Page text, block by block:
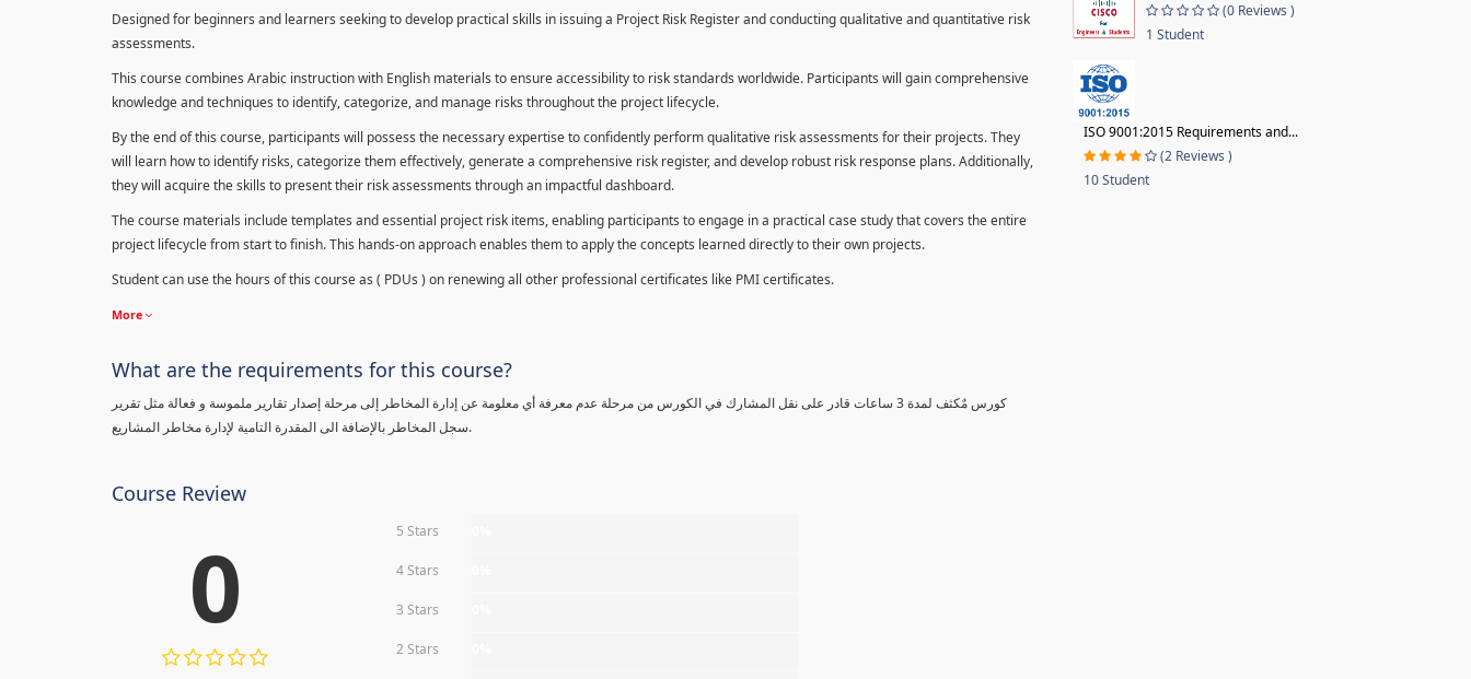
Designed for beginners and learners seeking to develop practical skills in issuing a Project Risk Register and conducting qualitative and quantitative risk
assessments.
This course combines Arabic instruction with English materials to ensure accessibility to risk standards worldwide. Participants will gain comprehensive
knowledge and techniques to identify, categorize, and manage risks throughout the project lifecycle.
By the end of this course, participants will possess the necessary expertise to confidently perform qualitative risk assessments for their projects. They
will learn how to identify risks, categorize them effectively, generate a comprehensive risk register, and develop robust risk response plans. Additionally,
they will acquire the skills to present their risk assessments through an impactful dashboard.
The course materials include templates and essential project risk items, enabling participants to engage in a practical case study that covers the entire
project lifecycle from start to finish. This hands-on approach enables them to apply the concepts learned directly to their own projects.
Student can use the hours of this course as ( PDUs ) on renewing all other professional certificates like PMI certificates.
More
What are the requirements for this course?
كورس مٌكثف لمدة 3 ساعات قادر على نقل المشارك في الكورس من مرحلة عدم معرفة أي معلومة عن إدارة المخاطر إلى مرحلة إصدار تقارير ملموسة و فعالة مثل تقرير
سجل المخاطر بالإضافة الى المقدرة التامية لإدارة مخاطر المشاريع.
Course Review
0 5 Stars
4 Stars
3 Stars
2 Stars
(0 Reviews )
1 Student
ISO 9001:2015 Requirements and...
(2 Reviews )
10 Student